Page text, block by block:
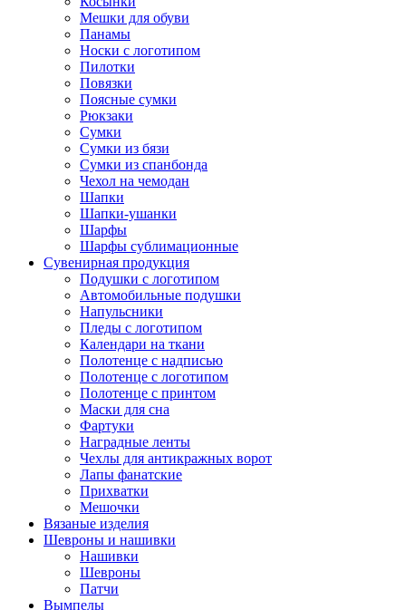
Мешки для обуви
Панамы
Носки с логотипом
Пилотки
Повязки
Поясные сумки
Рюкзаки
Сумки
Сумки из бязи
Сумки из спанбонда
Чехол на чемодан
Шапки
Шапки-ушанки
Шарфы
Шарфы сублимационные
Сувенирная продукция
Подушки с логотипом
Автомобильные подушки
Напульсники
Пледы с логотипом
Календари на ткани
Полотенце с надписью
Полотенце с логотипом
Полотенце с принтом
Маски для сна
Фартуки
Наградные ленты
Чехлы для антикражных ворот
Лапы фанатские
Прихватки
Мешочки
Вязаные изделия
Шевроны и нашивки
Нашивки
Шевроны
Патчи
Вымпелы